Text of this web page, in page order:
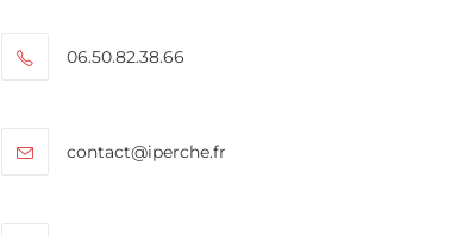
06.50.82.38.66
contact@iperche.fr